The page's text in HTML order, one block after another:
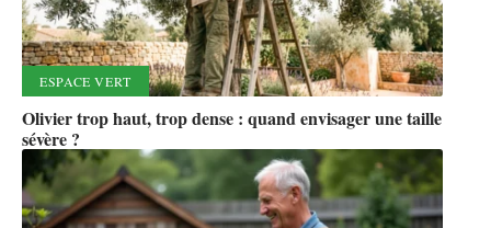
ESPACE VERT
Olivier trop haut, trop dense : quand envisager une taille
sévère ?